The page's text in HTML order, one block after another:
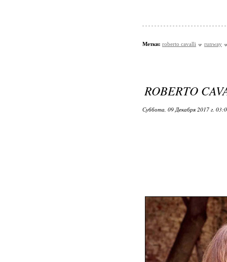
Метки: roberto cavalli runway
ROBERTO
Суббота, 09 Декабря 2017 г.